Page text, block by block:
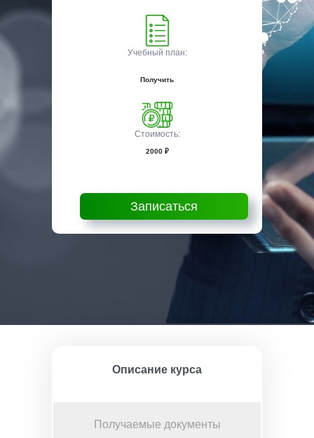
Учебный план:
Получить
Стоимость:
2000 ₽
Записаться
Описание курса
Получаемые документы